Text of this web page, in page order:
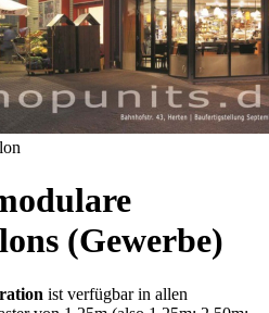
(Gewerbe)
ist verfügbar in allen